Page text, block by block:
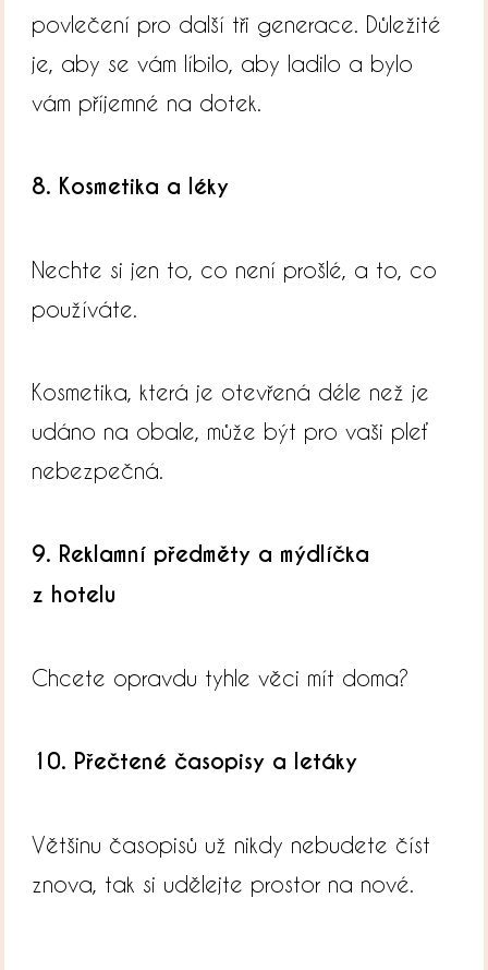
povlečení pro další tři generace. Důležité
je, aby se vám líbilo, aby ladilo a bylo
vám příjemné na dotek.
8. Kosmetika a léky
Nechte si jen to, co není prošlé, a to, co
používáte.
Kosmetika, která je otevřená déle než je
udáno na obale, může být pro vaši pleť
nebezpečná.
9. Reklamní předměty a mýdlíčka
z hotelu
Chcete opravdu tyhle věci mít doma?
10. Přečtené časopisy a letáky
Většinu časopisů už nikdy nebudete číst
znova, tak si udělejte prostor na nové.